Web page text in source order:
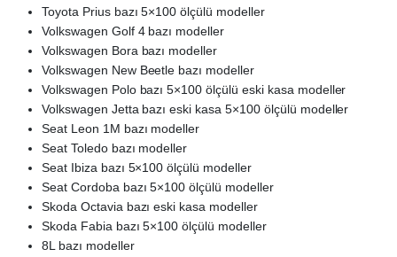
Toyota Prius bazı 5×100 ölçülü modeller
Volkswagen Golf 4 bazı modeller
Volkswagen Bora bazı modeller
Volkswagen New Beetle bazı modeller
Volkswagen Polo bazı 5×100 ölçülü eski kasa modeller
Volkswagen Jetta bazı eski kasa 5×100 ölçülü modeller
Seat Leon 1M bazı modeller
Seat Toledo bazı modeller
Seat Ibiza bazı 5×100 ölçülü modeller
Seat Cordoba bazı 5×100 ölçülü modeller
Skoda Octavia bazı eski kasa modeller
Skoda Fabia bazı 5×100 ölçülü modeller
8L bazı modeller